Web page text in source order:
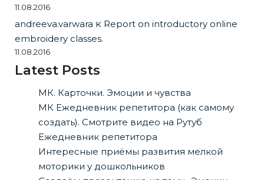
11.08.2016
andreeva.varwara к Report on introductory online
embroidery classes.
11.08.2016
Latest Posts
МК. Карточки. Эмоции и чувства
МК Ежедневник репетитора (как самому
создать). Смотрите видео на Рутуб
Ежедневник репетитора
Интересные приёмы развития мелкой
моторики у дошкольников